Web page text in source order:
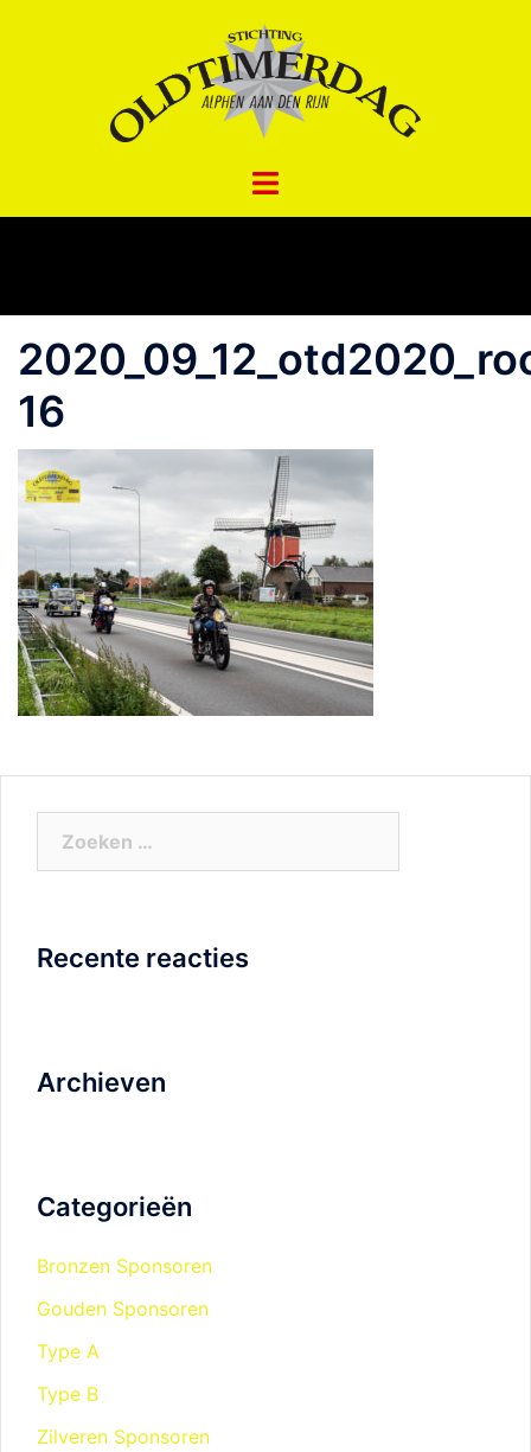
16
Recente reacties
Archieven
Categorieën
Bronzen Sponsoren
Gouden Sponsoren
Type A
Type B
Zilveren Sponsoren